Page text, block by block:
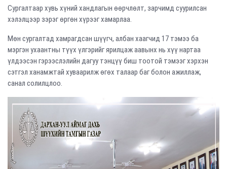
Сургалтаар хувь хүний хандлагын өөрчлөлт, зарчимд суурилсан
хэлэлцээр зэрэг өргөн хүрээг хамарлаа.
Мөн сургалтад хамрагдсан шүүгч, албан хаагчид 17 тэмээ ба
мэргэн ухаантны түүх үлгэрийг ярилцаж аавынх нь хүү нартаа
үлдээсэн гэрээслэлийн дагуу тэнцүү биш тоотой тэмээг хэрхэн
сэтгэл ханамжтай хуваарилж өгөх талаар баг болон ажиллаж,
санал солилцлоо.